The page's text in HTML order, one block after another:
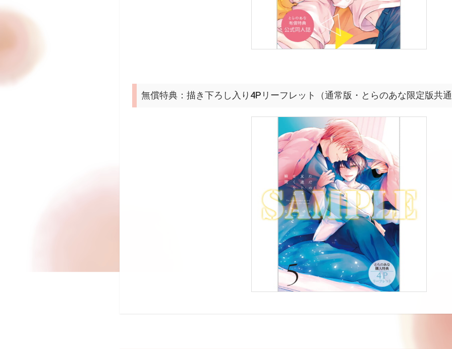
無償特典：描き下ろし入り4Pリーフレット（通常版・とらのあな限定版共